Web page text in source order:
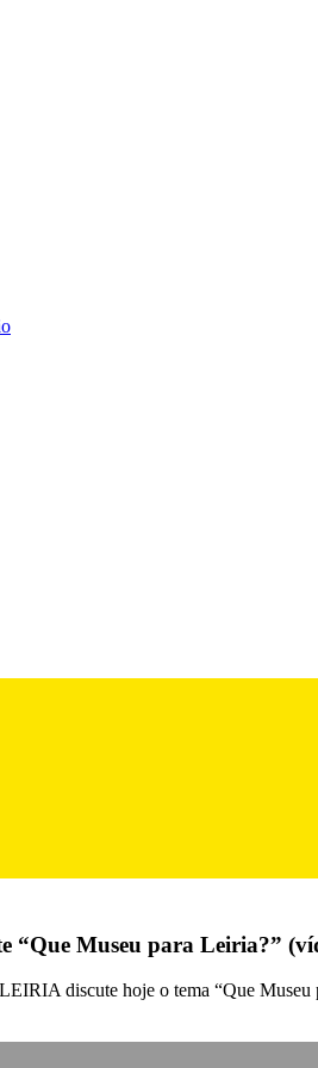
“Que Museu para Leiria?”
discute hoje o tema “Que Museu